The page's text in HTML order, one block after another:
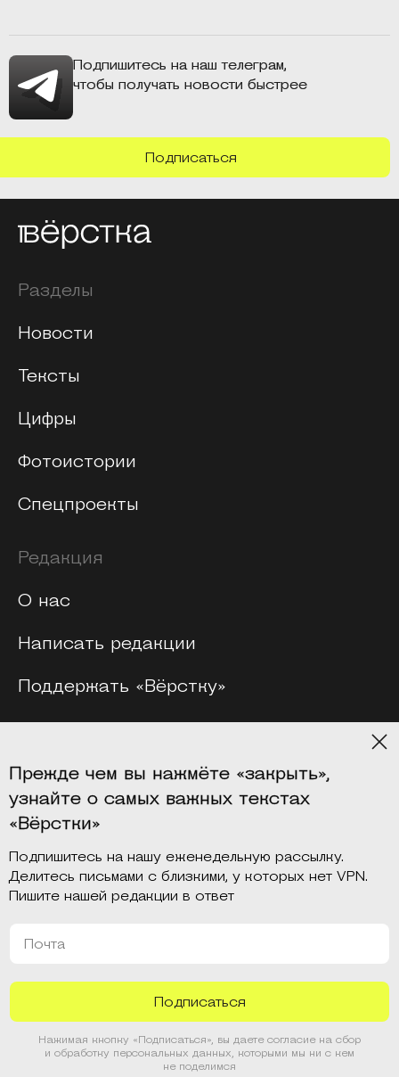
Прежде чем вы нажмёте «закрыть»,
узнайте о самых важных текстах
«Вёрстки»
Подпишитесь на нашу еженедельную рассылку.
Делитесь письмами с близкими, у которых нет VPN.
Пишите нашей редакции в ответ
Почта
Нажимая кнопку «Подписаться», вы даете согласие на сбор
и обработку персональных данных, которыми мы ни с кем
не поделимся
Подпишитесь на наш телеграм,
чтобы получать новости быстрее
Подписаться
Разделы
Новости
Тексты
Цифры
Фотоистории
Спецпроекты
Редакция
О нас
Написать редакции
Поддержать «Вёрстку»
Мерч
Платформы
© Вёрстка, 2026